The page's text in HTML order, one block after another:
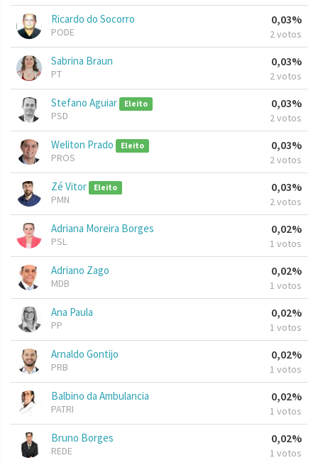
Ricardo do Socorro
PODE
0,03%
2 votos
Sabrina Braun
PT
0,03%
2 votos
Stefano Aguiar Eleito
PSD
0,03%
2 votos
Weliton Prado Eleito
PROS
0,03%
2 votos
Zé Vitor Eleito
PMN
0,03%
2 votos
Adriana Moreira Borges
PSL
0,02%
1 votos
Adriano Zago
MDB
0,02%
1 votos
Ana Paula
PP
0,02%
1 votos
Arnaldo Gontijo
PRB
0,02%
1 votos
Balbino da Ambulancia
PATRI
0,02%
1 votos
Bruno Borges
REDE
0,02%
1 votos